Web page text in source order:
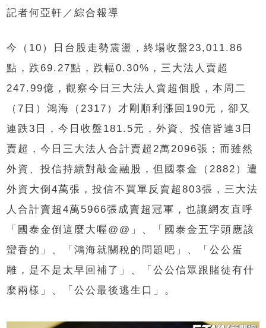
記者何亞軒／綜合報導
今（10）日台股走勢震盪，終場收盤23,011.86
點，跌69.27點，跌幅0.30%，三大法人賣超
247.99億，觀察今日三大法人賣超個股，本周二
（7日）鴻海（2317）才剛順利漲回190元，卻又
連跌3日，今日收盤181.5元，外資、投信皆連3日
賣超，今日三大法人合計賣超2萬2096張；而雖然
外資、投信持續對敲金融股，但國泰金（2882）遭
外資大倒4萬張，投信不買單反賣超803張，三大法
人合計賣超4萬5966張成賣超冠軍，也讓網友直呼
「國泰金倒這麼大喔@@」、「國泰金五字頭應該
蠻香的」、「鴻海就關稅的問題吧」、「公公蛋
雕，是不是太早回補了」、「公公信眾跟賭徒有什
麼兩樣」、「公公最後逃生口」。